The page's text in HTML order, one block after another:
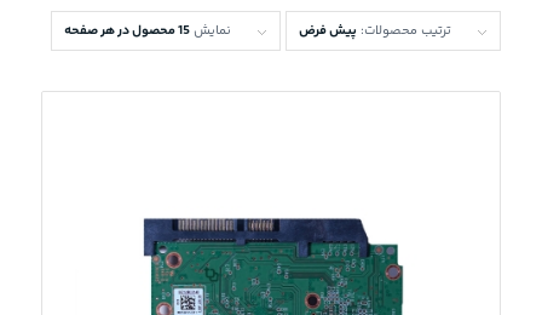
ترتیب محصولات: پیش فرض نمایش 15 محصول در هر صفحه